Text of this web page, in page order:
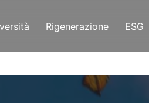
Rigenerazione ESG